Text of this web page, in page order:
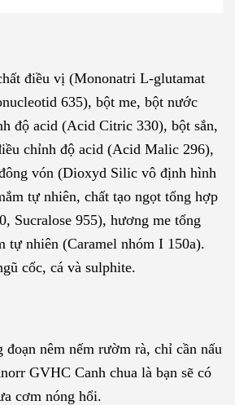
điều vị (Mononatri L-glutamat
635), bột me, bột nước
độ acid (Acid Citric 330), bột sắn,
chỉnh độ acid (Acid Malic 296),
vón (Dioxyd Silic vô định hình
tự nhiên, chất tạo ngọt tổng hợp
Sucralose 955), hương me tổng
tự nhiên (Caramel nhóm I 150a).
cốc, cá và sulphite.
đoạn nêm nếm rườm rà, chỉ cần nấu
GVHC Canh chua là bạn sẽ có
cơm nóng hổi.